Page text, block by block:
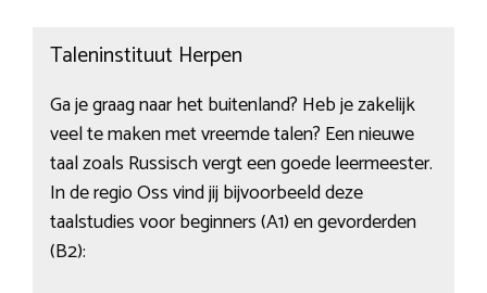
Taleninstituut Herpen
Ga je graag naar het buitenland? Heb je zakelijk
veel te maken met vreemde talen? Een nieuwe
taal zoals Russisch vergt een goede leermeester.
In de regio Oss vind jij bijvoorbeeld deze
taalstudies voor beginners (A1) en gevorderden
(B2):